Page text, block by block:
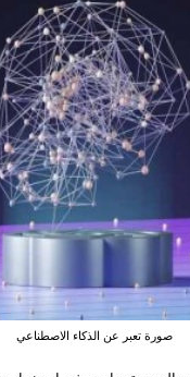
صورة تعبر عن الذكاء الاصطناعي